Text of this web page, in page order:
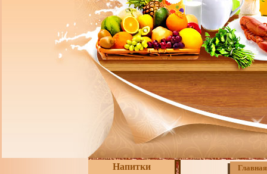
Напитки Главная